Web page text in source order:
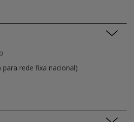
para rede fixa nacional)